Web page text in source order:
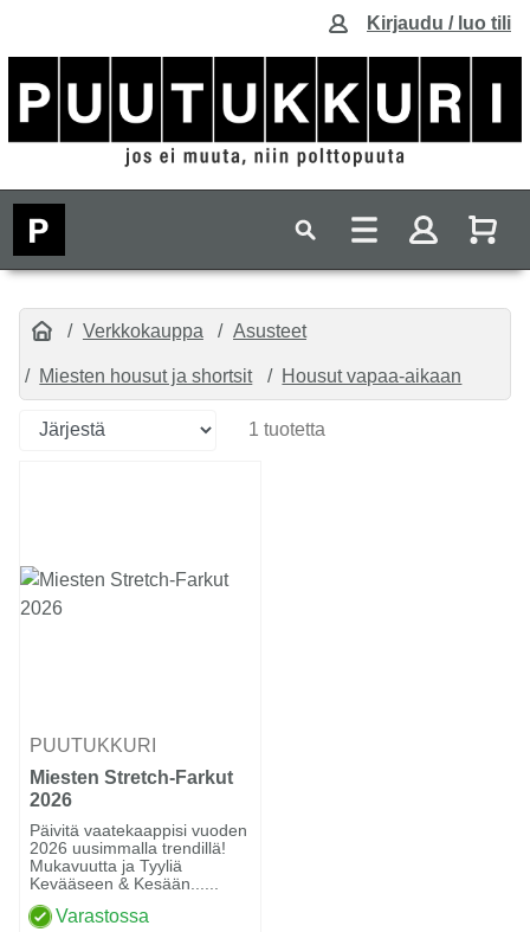
Kirjaudu / luo tili
Verkkokauppa Asusteet
Miesten housut ja shortsit Housut vapaa-aikaan
1 tuotetta
PUUTUKKURI
Miesten Stretch-Farkut
2026
Päivitä vaatekaappisi vuoden
2026 uusimmalla trendillä!
Mukavuutta ja Tyyliä
Kevääseen & Kesään......
Varastossa